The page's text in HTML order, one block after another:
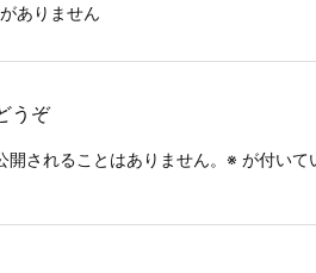
ありません
うぞ
開されることはありません。 ※ が付いて